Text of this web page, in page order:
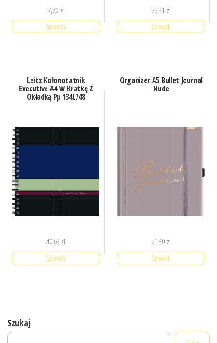
7,70 zł
Sprawdź
25,31 zł
Sprawdź
Leitz Kołonotatnik
Executive A4 W Kratkę Z
Okładką Pp 134L748
40,63 zł
Sprawdź
Organizer A5 Bullet Journal
Nude
21,30 zł
Sprawdź
Szukaj